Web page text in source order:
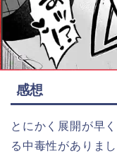
感想
とにかく展開が早
る中毒性がありまし